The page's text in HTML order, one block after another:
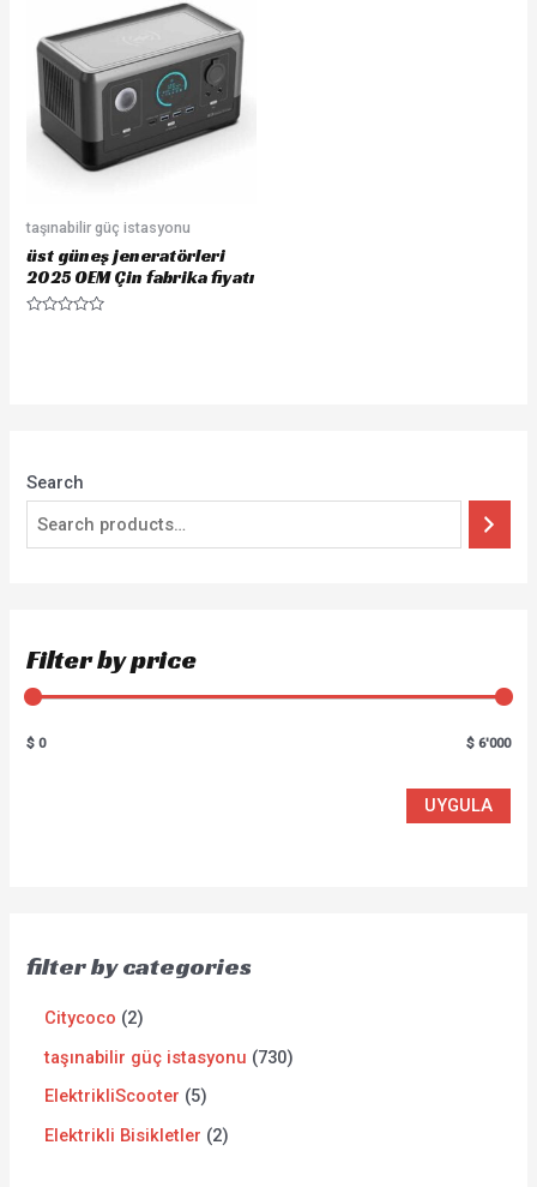
Search
Filter by price
$ 0 $ 6'000
UYGULA
filter by categories
Citycoco 2
taşınabilir güç istasyonu 730
ElektrikliScooter 5
Elektrikli Bisikletler 2
taşınabilir güç istasyonu
üst güneş jeneratörleri
2025 OEM Çin fabrika fiyatı